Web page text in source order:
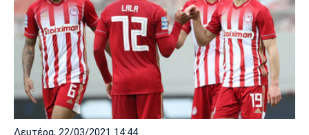
Δευτέρα, 22/03/2021 14:44